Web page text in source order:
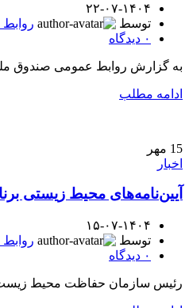
۲۲-۰۷-۱۴۰۴
توسط
۰ دیدگاه
به گزارش روابط عمومی صندوق
ادامه مطلب
15 مهر
اخبار
آیین‌نامه‌های محیط زیستی
۱۵-۰۷-۱۴۰۴
توسط
۰ دیدگاه
رئیس سازمان حفاظت محیط زیست، از پیگیری ۷ حکم اختصاصی برنامه هفتم در حوزه محیط زیست خبر داد و اعلام